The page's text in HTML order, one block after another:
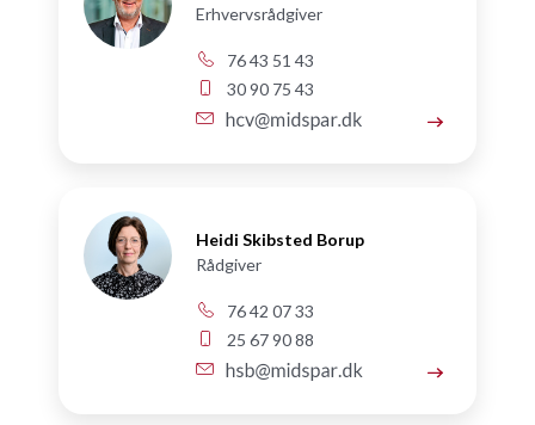
Erhvervsrådgiver
76 43 51 43
30 90 75 43
Heidi Skibsted Borup
Rådgiver
76 42 07 33
25 67 90 88